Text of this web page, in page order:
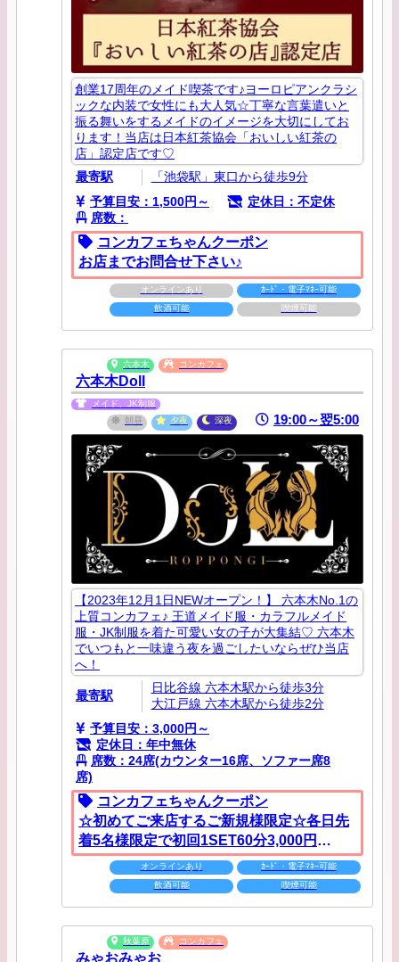
創業17周年のメイド喫茶です♪ヨーロピアンクラシ
ックな内装で女性にも大人気☆丁寧な言葉遣いと
振る舞いをするメイドのイメージを大切にしてお
ります！当店は日本紅茶協会「おいしい紅茶の
店」認定店です♡
最寄駅
「池袋駅」東口から徒歩9分
予算目安：1,500円～
定休日：不定休
席数：
コンカフェちゃんクーポン
お店までお問合せ下さい♪
オンラインあり
ｶｰﾄﾞ・電子ﾏﾈｰ可能
飲酒可能
喫煙可能
六本木 コンカフェ
六本木Doll
メイド、JK制服
朝昼
夕夜 深夜 19:00～翌5:00
【2023年12月1日NEWオープン！】 六本木No.1の
上質コンカフェ♪ 王道メイド服・カラフルメイド
服・JK制服を着た可愛い女の子が大集結♡ 六本木
でいつもと一味違う夜を過ごしたいならぜひ当店
へ！
最寄駅
日比谷線 六本木駅から徒歩3分
大江戸線 六本木駅から徒歩2分
予算目安：3,000円～
定休日：年中無休
席数：24席(カウンター16席、ソファー席8
席)
コンカフェちゃんクーポン
☆初めてご来店するご新規様限定☆各日先
着5名様限定で初回1SET60分3,000円
を"1,500円"にてご案内します。ご来店時に
こちらのクーポンをご提示ください！※他
オンラインあり
ｶｰﾄﾞ・電子ﾏﾈｰ可能
飲酒可能
喫煙可能
秋葉原 コンカフェ
みゃおみゃお